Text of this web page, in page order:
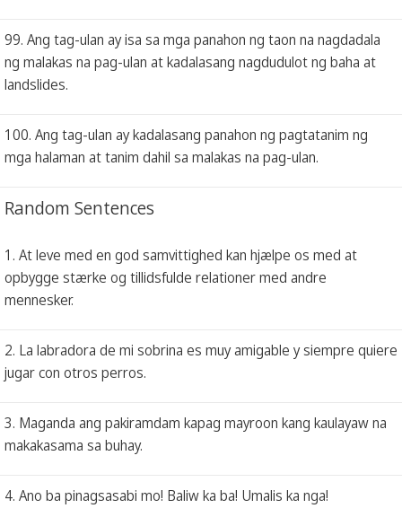
99. Ang tag-ulan ay isa sa mga panahon ng taon na nagdadala
ng malakas na pag-ulan at kadalasang nagdudulot ng baha at
landslides.
100. Ang tag-ulan ay kadalasang panahon ng pagtatanim ng
mga halaman at tanim dahil sa malakas na pag-ulan.
Random Sentences
1. At leve med en god samvittighed kan hjælpe os med at
opbygge stærke og tillidsfulde relationer med andre
mennesker.
2. La labradora de mi sobrina es muy amigable y siempre quiere
jugar con otros perros.
3. Maganda ang pakiramdam kapag mayroon kang kaulayaw na
makakasama sa buhay.
4. Ano ba pinagsasabi mo! Baliw ka ba! Umalis ka nga!